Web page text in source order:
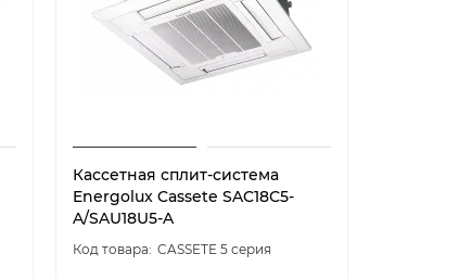
Кассетная сплит-система
Energolux Cassete SAC18С5-
A/SAU18U5-A
CASSETE 5 серия